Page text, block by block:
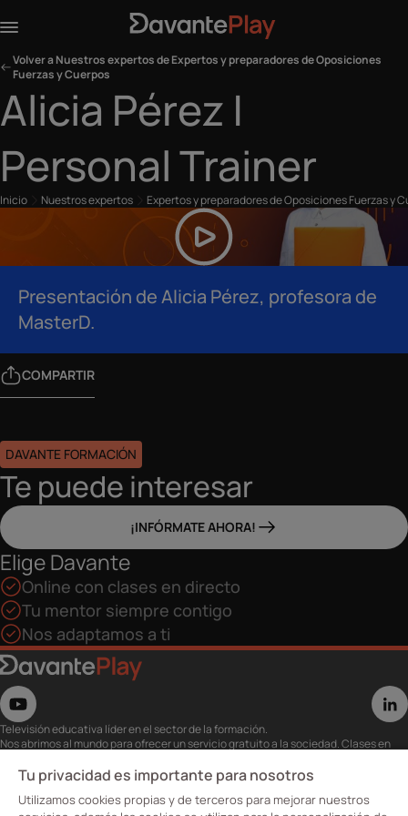
Volver a Nuestros expertos de Expertos y preparadores de Oposiciones
Fuerzas y Cuerpos
Alicia Pérez |
Personal Trainer
Inicio Nuestros expertos Expertos y preparadores de Oposiciones Fuerzas y
Presentación de Alicia Pérez, profesora de
MasterD.
COMPARTIR
DAVANTE FORMACIÓN
Te puede interesar
¡INFÓRMATE AHORA!
Elige Davante
Online con clases en directo
Tu mentor siempre contigo
Nos adaptamos a ti
Televisión educativa líder en el sector de la formación.
Nos abrimos al mundo para ofrecer un servicio gratuito a la sociedad. Clases en
eventos, masterclass y recursos para estudiantes…
Utiliza esta plataforma para tu formación ya seas opositor o estés formándote
para conseguir o mejorar tu empleo.
Tu privacidad es importante para nosotros
Utilizamos cookies propias y de terceros para mejorar nuestros